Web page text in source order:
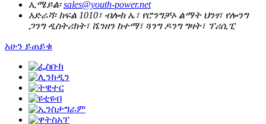
ኢሜይል፡ sales@youth-power.net
አድራሻ፡ ክፍል 1010፣ ብሎክ ኤ፣ የሮንግቻኦ ልማት ህንፃ፣ የሎንግ
ጋንግ ዲስትሪክት፣ ሼንዘን ከተማ፣ ጓንግ ዶንግ ግዛት፣ ፕሪሲፒ
አሁን ይጠይቁ